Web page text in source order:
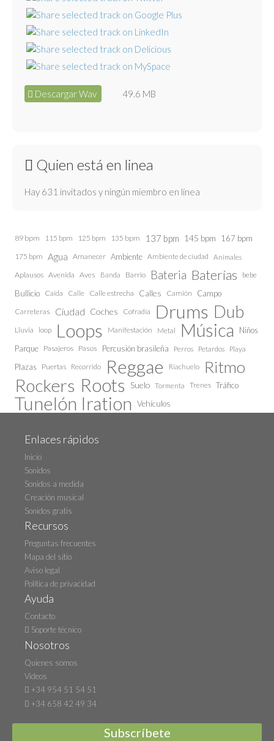
Descargar Wav 49.6 MB
Quien está en linea
Hay 631 invitados y ningún miembro en línea
89 bpm 115 bpm 125 bpm 135 bpm 137 bpm 145 bpm 167 bpm
175 bpm Agua Amanecer Ambiente Ambiente de ciudad Animales
Aplausos Avenida Aves Banda Barrio Bateria Baterías bebe
Bullicio Caida Calle Calle estrecha Calles Camión Campo
Carreteras Ciudad Coches Cofradía Drums Dub
Lluvia loop Loops Manifestación Metal Música
Niños
Parque Pasajeros Pasos Percusión brasileña Perros Petardos Playa
Plazas Puertas Recorrido Reggae Riachuelo Ritmo
Rockers Roots Suelo Tormenta Trenes Tráfico
Tunelón Iration Vehículos
Enlaces rápidos
Inicio
Sonidos
Sonidos a medida
Creación musical
Sonidos gratis
Recursos
Preguntas frecuentes
Mapa del sitio
Aviso legal
Política de privacidad
Ayuda
Contacto
Soporte técnico
Nosotros
Quienes somos
Videos
+34 954 51 54 51
+34 658 42 49 34
Subscríbete